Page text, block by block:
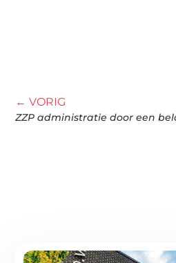
← VORIG
ZZP administratie door een